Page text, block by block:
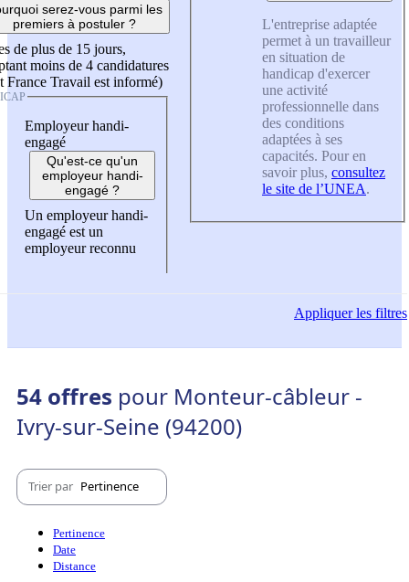
serez-vous parmi les
premiers à postuler ?
de plus de 15 jours,
moins de 4 candidatures
France Travail est informé)
Employeur handi-
engagé
Qu'est-ce qu'un
employeur handi-
engagé ?
Un employeur handi-
engagé est un
employeur reconnu
L'entreprise adaptée
permet à un travailleur
en situation de
handicap d'exercer
une activité
professionnelle dans
des conditions
adaptées à ses
capacités. Pour en
savoir plus, consultez
le site de l’UNEA.
Appliquerles filtres
54 offres pour Monteur-câbleur -
Ivry-sur-Seine (94200)
Trier par Pertinence
Pertinence
Date
Distance